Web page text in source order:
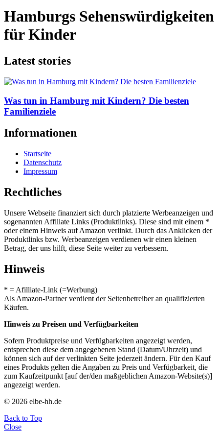
Hamburgs Sehenswürdigkeiten
für Kinder
Latest stories
Was tun in Hamburg mit Kindern? Die besten
Familienziele
Informationen
Startseite
Datenschutz
Impressum
Rechtliches
Unsere Webseite finanziert sich durch platzierte Werbeanzeigen und
sogenannten Affiliate Links (Produktlinks). Diese sind mit einem *
oder einem Hinweis auf Amazon verlinkt. Durch das Anklicken der
Produktlinks bzw. Werbeanzeigen verdienen wir einen kleinen
Betrag, der uns hilft, diese Seite weiter zu verbessern.
Hinweis
* = Afilliate-Link (=Werbung)
Als Amazon-Partner verdient der Seitenbetreiber an qualifizierten
Käufen.
Hinweis zu Preisen und Verfügbarkeiten
Sofern Produktpreise und Verfügbarkeiten angezeigt werden,
entsprechen diese dem angegebenen Stand (Datum/Uhrzeit) und
können sich auf der verlinkten Seite jederzeit ändern. Für den Kauf
eines Produkts gelten die Angaben zu Preis und Verfügbarkeit, die
zum Kaufzeitpunkt [auf der/den maßgeblichen Amazon-Website(s)]
angezeigt werden.
© 2026 elbe-hh.de
Back to Top
Close